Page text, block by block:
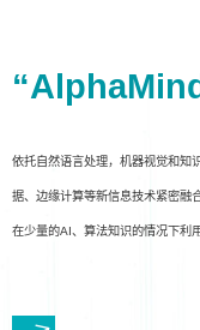
依托自然语言处理，机器视觉和知
据、边缘计算等新信息技术紧密融
在少量的AI、算法知识的情况下利